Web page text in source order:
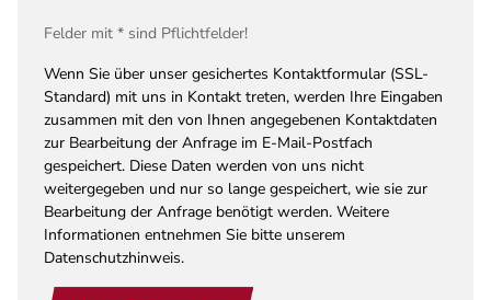
Felder mit * sind Pflichtfelder!
Wenn Sie über unser gesichertes Kontaktformular (SSL-
Standard) mit uns in Kontakt treten, werden Ihre Eingaben
zusammen mit den von Ihnen angegebenen Kontaktdaten
zur Bearbeitung der Anfrage im E-Mail-Postfach
gespeichert. Diese Daten werden von uns nicht
weitergegeben und nur so lange gespeichert, wie sie zur
Bearbeitung der Anfrage benötigt werden. Weitere
Informationen entnehmen Sie bitte unserem
Datenschutzhinweis.